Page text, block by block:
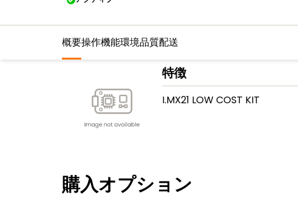
概要操作機能環境品質配送
特徴
I.MX21 LOW COST KIT
購入オプション